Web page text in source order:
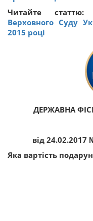
Читайте статтю:
Верховного Суду
2015 році
ДЕРЖАВНА
від 24.02.2017
Яка вартість